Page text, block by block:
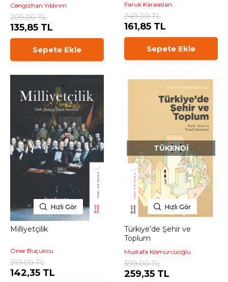
Cengizhan Yıldırım
209,00 TL
135,85 TL
Sepete Ekle
Faruk Karaaslan
249,00 TL
161,85 TL
Sepete Ekle
Hızlı Gör
Milliyetçilik
Öner Buçukcu
219,00 TL
142,35 TL
Hızlı Gör
TÜKENDI
Türkiye’de Şehir ve
Toplum
Mustafa Kömürcüoğlu
399,00 TL
259,35 TL